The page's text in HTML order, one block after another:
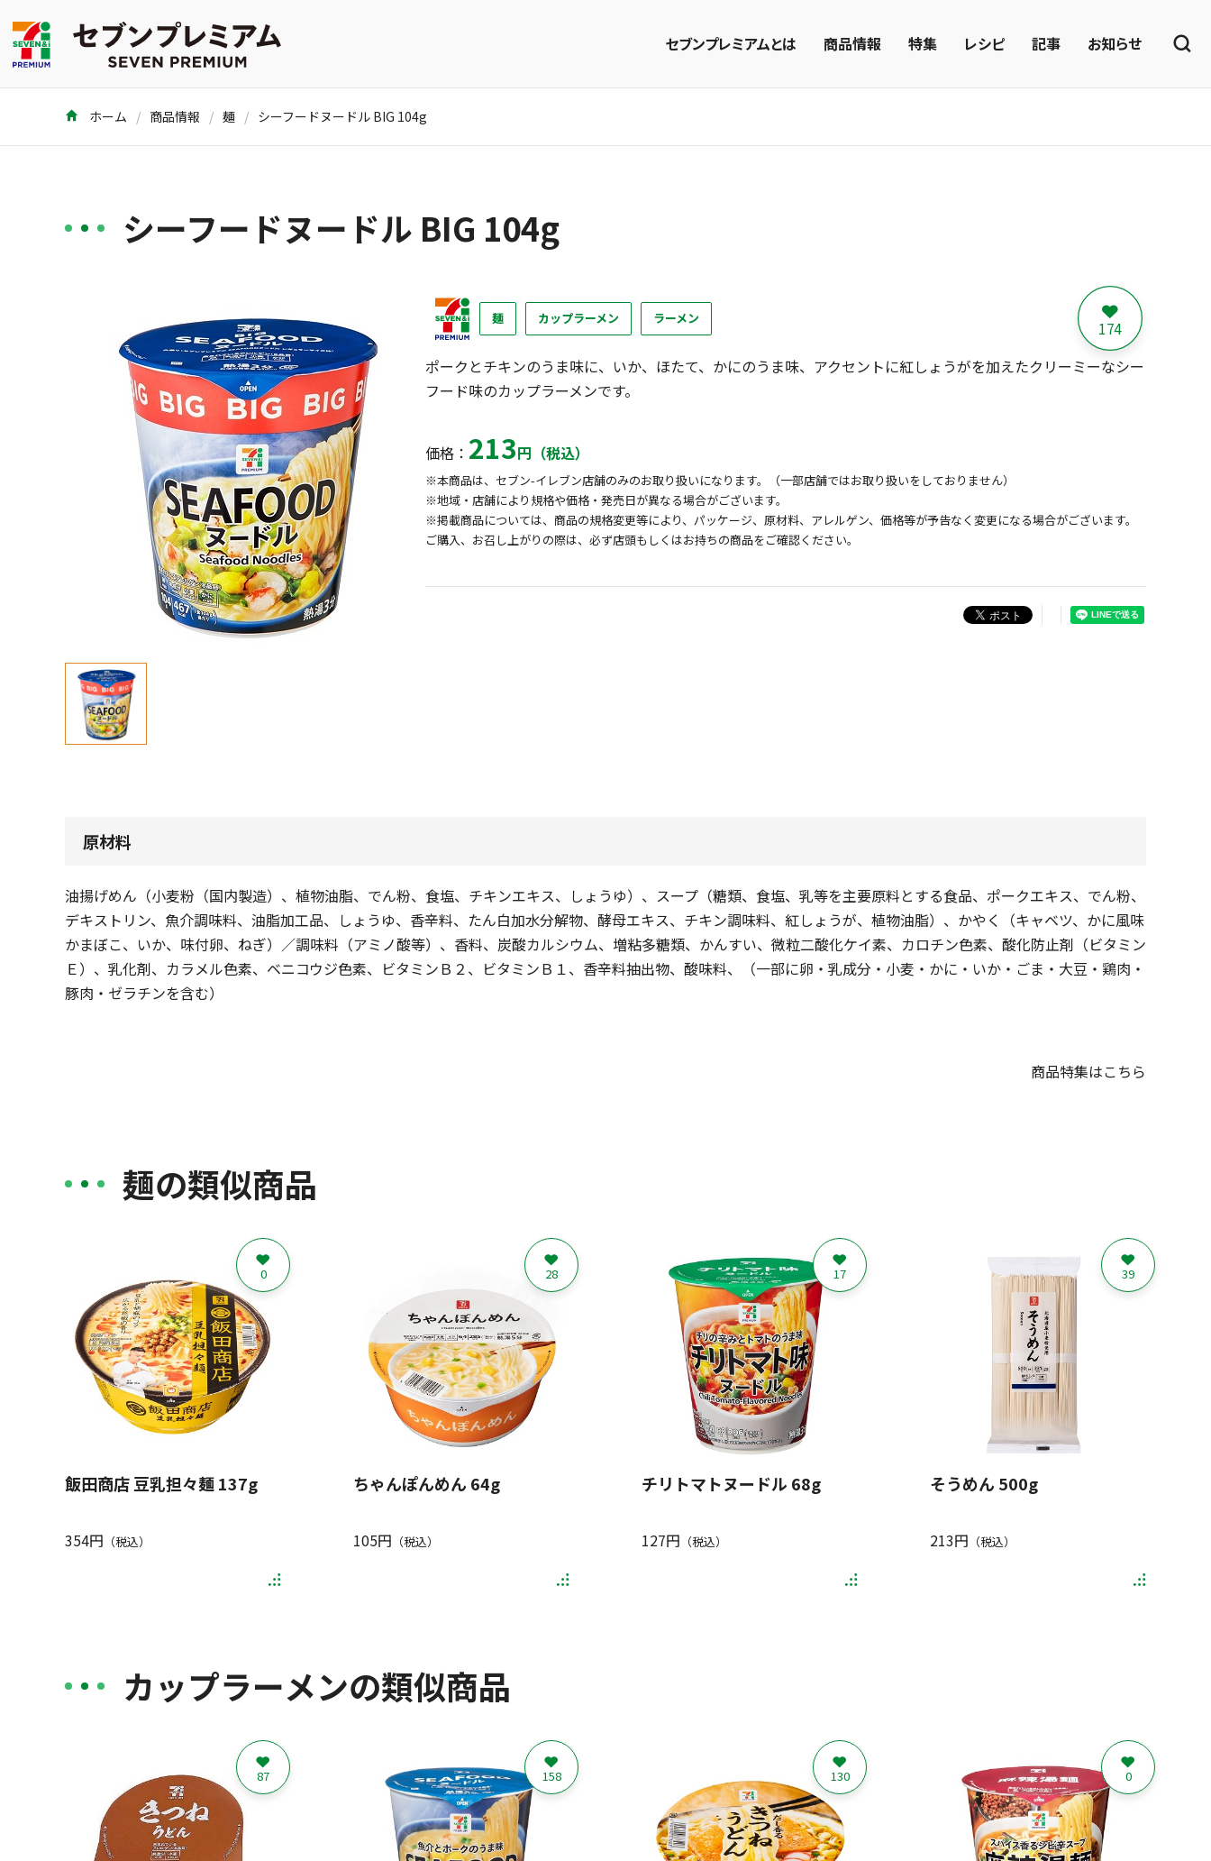
セブンプレミアムとは 商品情報 特集 レシピ 記事 お知らせ
ホーム 商品情報 麺 シーフードヌードル BIG 104g
シーフードヌードル BIG 104g
麺 カップラーメン ラーメン 174
ポークとチキンのうま味に、いか、ほたて、かにのうま味、アクセントに紅しょうがを加えたクリーミーなシー
フード味のカップラーメンです。
価格： 213円（税込）
※本商品は、セブン-イレブン店舗のみのお取り扱いになります。（一部店舗ではお取り扱いをしておりません）
※地域・店舗により規格や価格・発売日が異なる場合がございます。
※掲載商品については、商品の規格変更等により、パッケージ、原材料、アレルゲン、価格等が予告なく変更になる場合がございます。
ご購入、お召し上がりの際は、必ず店頭もしくはお持ちの商品をご確認ください。
原材料
油揚げめん（小麦粉（国内製造）、植物油脂、でん粉、食塩、チキンエキス、しょうゆ）、スープ（糖類、食塩、乳等を主要原料とする食品、ポークエキス、でん粉、
デキストリン、魚介調味料、油脂加工品、しょうゆ、香辛料、たん白加水分解物、酵母エキス、チキン調味料、紅しょうが、植物油脂）、かやく（キャベツ、かに風味
かまぼこ、いか、味付卵、ねぎ）／調味料（アミノ酸等）、香料、炭酸カルシウム、増粘多糖類、かんすい、微粒二酸化ケイ素、カロチン色素、酸化防止剤（ビタミン
Ｅ）、乳化剤、カラメル色素、ベニコウジ色素、ビタミンＢ２、ビタミンＢ１、香辛料抽出物、酸味料、（一部に卵・乳成分・小麦・かに・いか・ごま・大豆・鶏肉・
豚肉・ゼラチンを含む）
商品特集はこちら
麺の類似商品
飯田商店 豆乳担々麺 137g
354円 （税込）
0
ちゃんぽんめん 64g
105円 （税込）
28
チリトマトヌードル 68g
127円 （税込）
17
そうめん 500g
213円 （税込）
39
カップラーメンの類似商品
87 158 130 0